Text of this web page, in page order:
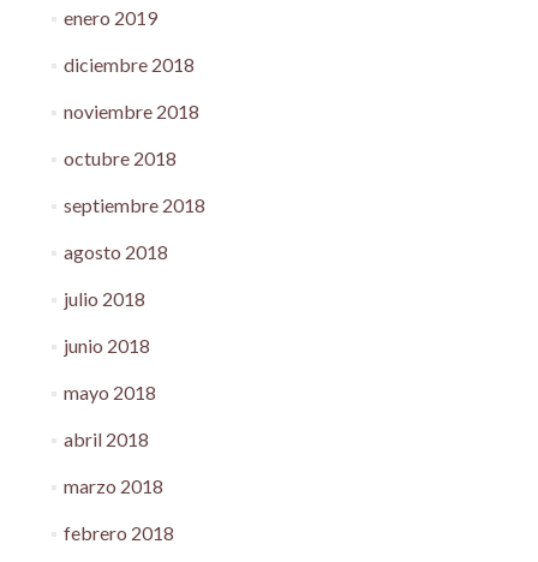
enero 2019
diciembre 2018
noviembre 2018
octubre 2018
septiembre 2018
agosto 2018
julio 2018
junio 2018
mayo 2018
abril 2018
marzo 2018
febrero 2018